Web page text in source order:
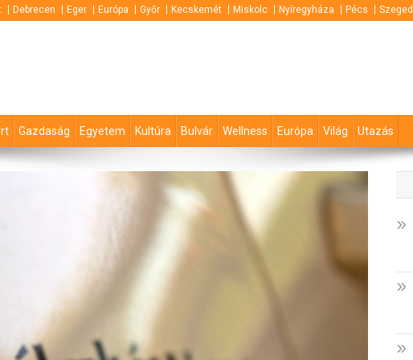
Debrecen Eger Európa Győr Kecskemét Miskolc Nyíregyháza Pécs Szeged
Gazdaság Egyetem Kultúra Bulvár Wellness Európa Világ Utazás